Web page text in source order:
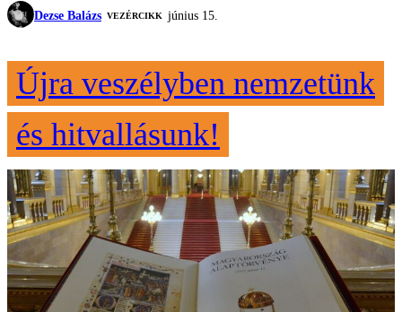
Dezse Balázs VEZÉRCIKK június 15.
Újra veszélyben nemzetünk
és hitvallásunk!